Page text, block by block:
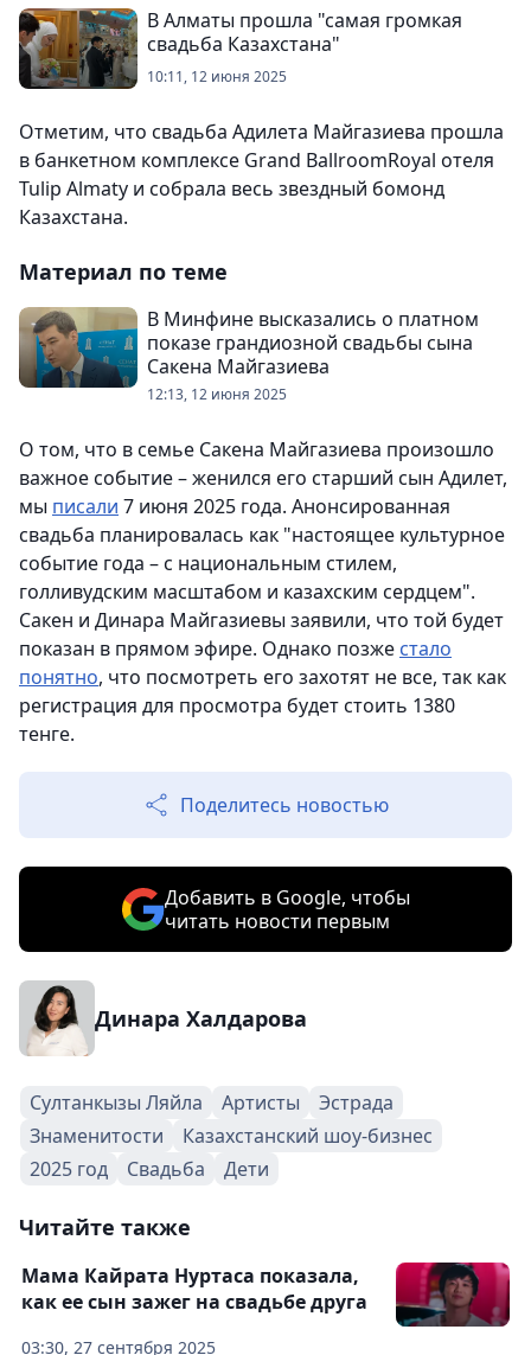
В Алматы прошла "самая громкая
свадьба Казахстана"
10:11, 12 июня 2025
Отметим, что свадьба Адилета Майгазиева прошла
в банкетном комплексе Grand BallroomRoyal отеля
Tulip Almaty и собрала весь звездный бомонд
Казахстана.
Материал по теме
В Минфине высказались о платном
показе грандиозной свадьбы сына
Сакена Майгазиева
12:13, 12 июня 2025
О том, что в семье Сакена Майгазиева произошло
важное событие – женился его старший сын Адилет,
мы писали 7 июня 2025 года. Анонсированная
свадьба планировалась как "настоящее культурное
событие года – с национальным стилем,
голливудским масштабом и казахским сердцем".
Сакен и Динара Майгазиевы заявили, что той будет
показан в прямом эфире. Однако позже стало
понятно, что посмотреть его захотят не все, так как
регистрация для просмотра будет стоить 1380
тенге.
Поделитесь новостью
Добавить в Google, чтобы
читать новости первым
Динара Халдарова
Султанкызы Ляйла Артисты
Эстрада
Знаменитости
Казахстанский шоу-бизнес
2025 год
Свадьба Дети
Читайте также
03:30, 27 сентября 2025
Мама Кайрата Нуртаса показала,
как ее сын зажег на свадьбе друга